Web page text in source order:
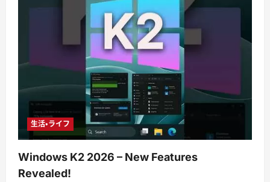
生活・ライフ
Windows K2 2026 – New Features
Revealed!